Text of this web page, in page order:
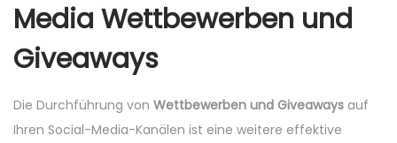
Media Wettbewerben und
Giveaways
Die Durchführung von Wettbewerben und Giveaways auf
Ihren Social-Media-Kanälen ist eine weitere effektive